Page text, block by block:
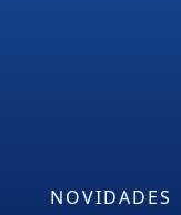
NOVIDADES